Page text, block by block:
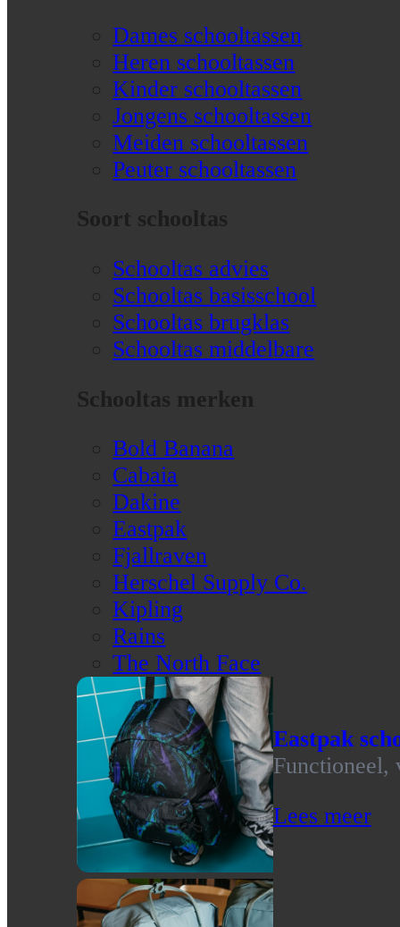
Dames schooltassen
Heren schooltassen
Kinder schooltassen
Jongens schooltassen
Meiden schooltassen
Peuter schooltassen
Soort schooltas
Schooltas advies
Schooltas basisschool
Schooltas brugklas
Schooltas middelbare
Schooltas merken
Bold Banana
Cabaia
Dakine
Eastpak
Fjallraven
Herschel Supply Co.
Kipling
Rains
The North Face
Eastpak
Functioneel,
Lees meer